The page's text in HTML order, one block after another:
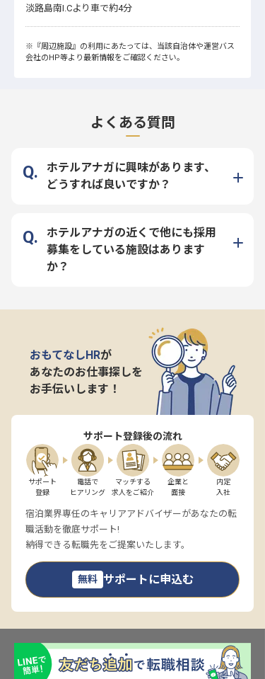
淡路島南I.Cより車で約4分
※ 『周辺施設』 の利用にあたっては、当該自治体や運営バス
会社のHP等より最新情報をご確認ください。
よくある質問
ホテルアナガに興味があります、
どうすれば良いですか？
ホテルアナガの近くで他にも採用
募集をしている施設はあります
か？
おもてなしHRが
あなたのお仕事探しを
お手伝いします！
サポート登録後の流れ
サポート
登録
電話で
ヒアリング
マッチする
求人をご紹介
企業と
面接
内定
入社
宿泊業界専任のキャリアアドバイザーがあなたの転
職活動を徹底サポート!
納得できる転職先をご提案いたします。
無料 サポートに申込む